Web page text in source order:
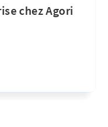
chez Agori